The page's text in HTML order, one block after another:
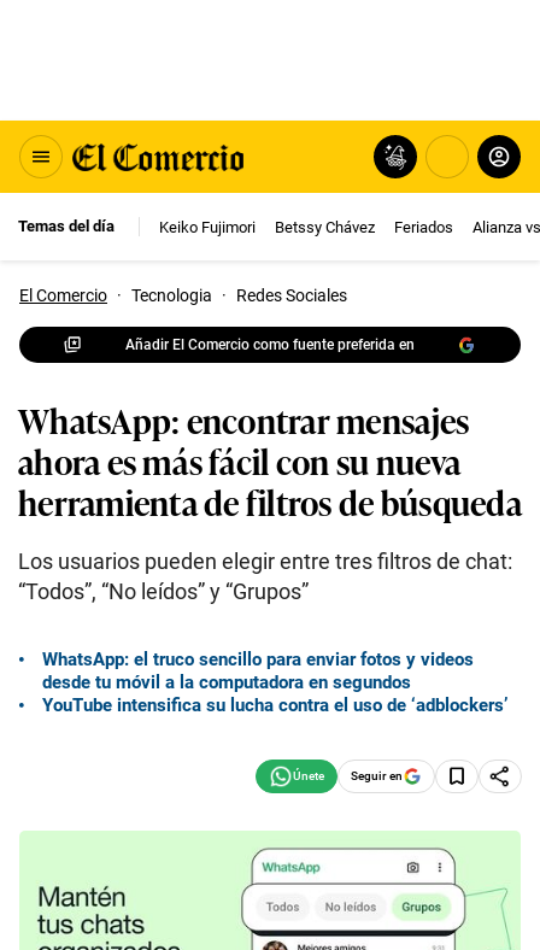
Temas del día Keiko Fujimori Betssy Chávez Feriados Alianza
El Comercio · Tecnologia · Redes Sociales
Añadir El Comercio como fuente preferida en
WhatsApp: encontrar mensajes
ahora es más fácil con su nueva
herramienta de filtros de búsqueda
Los usuarios pueden elegir entre tres filtros de chat:
“Todos”, “No leídos” y “Grupos”
WhatsApp: el truco sencillo para enviar fotos y videos
desde tu móvil a la computadora en segundos
YouTube intensifica su lucha contra el uso de ‘adblockers’
Seguir en